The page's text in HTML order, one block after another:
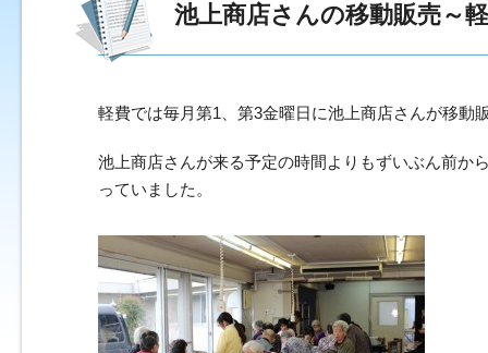
池上商店さんの移動販売～
軽費では毎月第1、第3金曜日に池上商店さんが移動
池上商店さんが来る予定の時間よりもずいぶん前か
っていました。